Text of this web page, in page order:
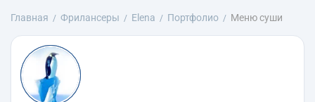
Главная Фрилансеры Elena Портфолио Меню суши